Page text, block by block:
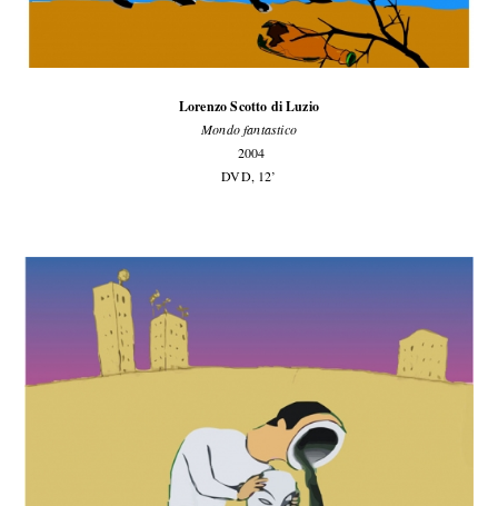
Lorenzo Scotto di Luzio
Mondo fantastico
2004
DVD, 12’